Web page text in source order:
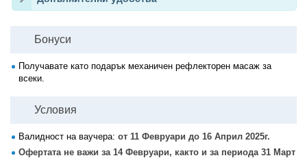
Бонуси
Получавате като подарък механичен рефлекторен масаж за
всеки.
Условия
Валидност на ваучера: от 11 Февруари до 16 Април 2025г.
Офертата не важи за 14 Февруари, както и за периода 31 Март